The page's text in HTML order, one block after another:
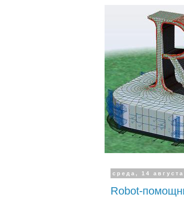
среда, 14 августа
Robot-